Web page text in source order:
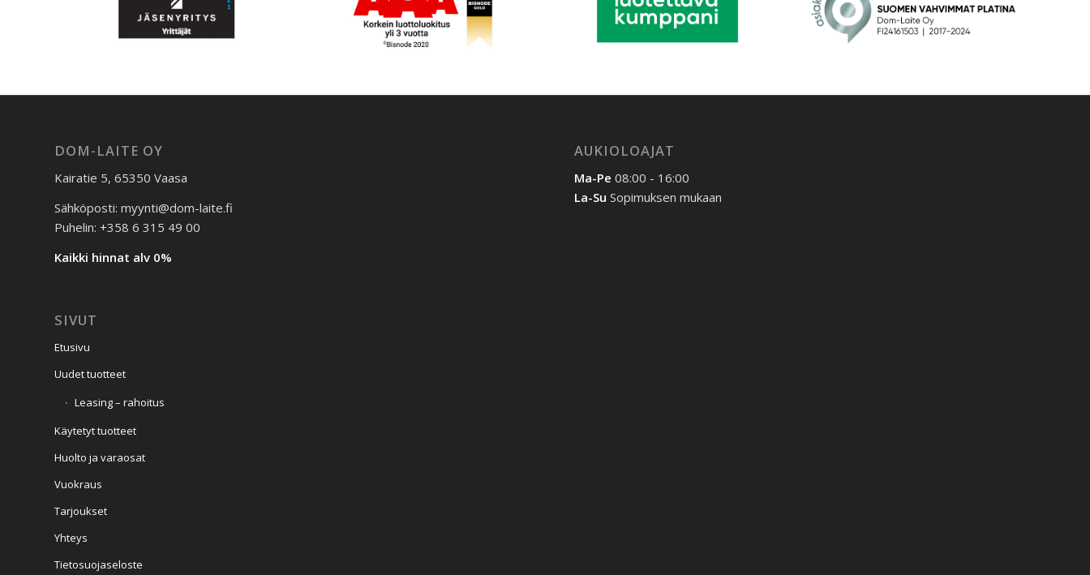
DOM-LAITE OY
Kairatie 5, 65350 Vaasa
Sähköposti: myynti@dom-laite.fi
Puhelin: +358 6 315 49 00
Kaikki hinnat alv 0%
SIVUT
Etusivu
Uudet tuotteet
Leasing – rahoitus
Käytetyt tuotteet
Huolto ja varaosat
Vuokraus
Tarjoukset
Yhteys
Tietosuojaseloste
AUKIOLOAJAT
Ma-Pe 08:00 - 16:00
La-Su Sopimuksen mukaan